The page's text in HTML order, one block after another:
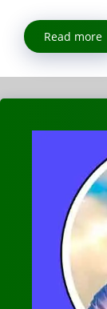
Read more